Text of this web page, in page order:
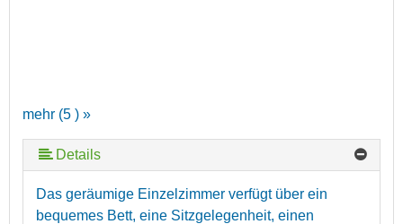
mehr (5 ) »
mehr (5 ) »
Details
Das geräumige Einzelzimmer verfügt über ein
bequemes Bett, eine Sitzgelegenheit, einen